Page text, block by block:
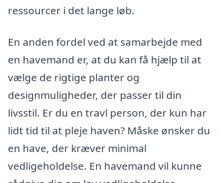
ressourcer i det lange løb.
En anden fordel ved at samarbejde med
en havemand er, at du kan få hjælp til at
vælge de rigtige planter og
designmuligheder, der passer til din
livsstil. Er du en travl person, der kun har
lidt tid til at pleje haven? Måske ønsker du
en have, der kræver minimal
vedligeholdelse. En havemand vil kunne